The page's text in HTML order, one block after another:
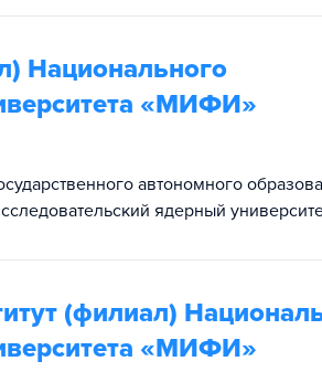
Национального
«МИФИ»
автономного
ядерный
(филиал)
«МИФИ»